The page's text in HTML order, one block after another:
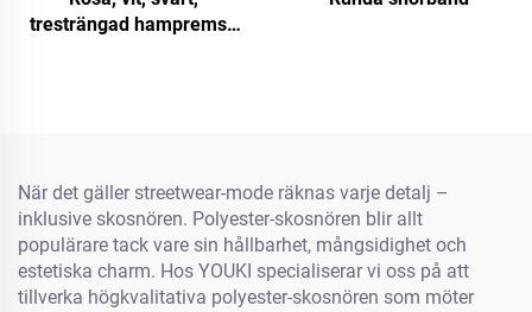
tresträngad hampremsa
När det gäller streetwear-mode räknas varje detalj –
inklusive skosnören. Polyester-skosnören blir allt
populärare tack vare sin hållbarhet, mångsidighet och
estetiska charm. Hos YOUKI specialiserar vi oss på att
tillverka högkvalitativa polyester-skosnören som möter